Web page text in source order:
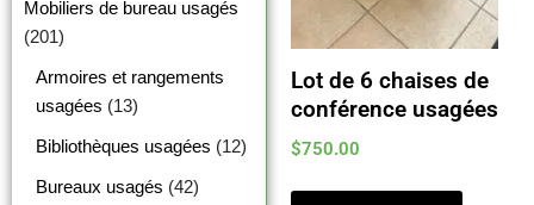
Mobiliers de bureau usagés
(201)
Armoires et rangements
usagées (13)
Bibliothèques usagées (12)
Bureaux usagés (42)
Lot de 6 chaises de
conférence usagées
$750.00